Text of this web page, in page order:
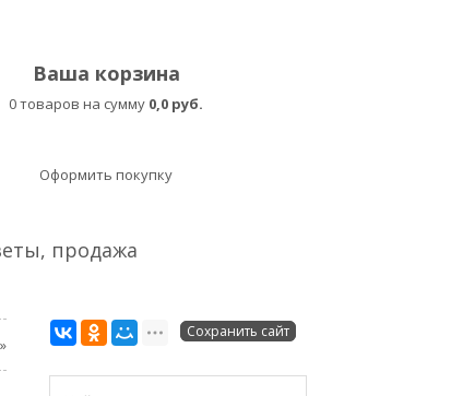
Ваша корзина
0 товаров на сумму 0,0 руб.
Оформить покупку
продажа
»
Сохранить сайт